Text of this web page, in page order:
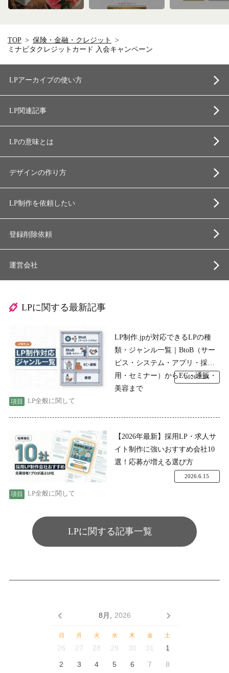
TOP
保険・金融・クレジット
ミナピタクレジットカード 入会キャンペーン
LPアーカイブの使い方
LP関連記事
LPの意味とは
デザインの作り方
LP制作を依頼したい
登録削除依頼
運営会社
LPに関する最新記事
LP制作.jpが対応できるLPの種
類・ジャンル一覧｜BtoB（サー
ビス・システム・アプリ・採
用・セミナー）からEC・通販・
美容まで
LP全般に関して
2026.7.24
【2026年最新】採用LP・求人サ
イト制作に強いおすすめ会社10
選！応募が増える選び方
LP全般に関して
2026.6.15
LPに関する記事一覧
8月, 2026
日 月 火 水 木 金 土
26 27 28 29 30 31
1
2
3 4 5 6 7 8